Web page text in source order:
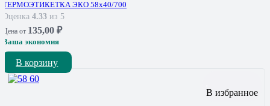
ТЕРМОЭТИКЕТКА ЭКО 58х40/700
Оценка 4.33 из 5
Цена от 135,00 ₽
Ваша экономия
В корзину
В избранное